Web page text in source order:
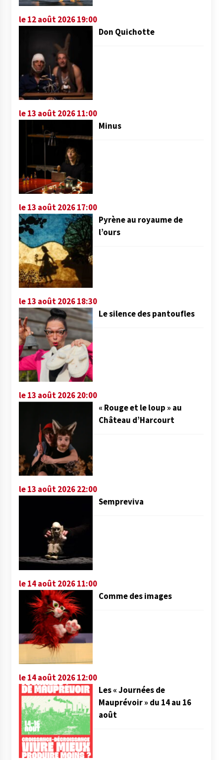
le 12 août 2026 19:00
Don Quichotte
le 13 août 2026 11:00
Minus
le 13 août 2026 17:00
Pyrène au royaume de
l’ours
le 13 août 2026 18:30
Le silence des pantoufles
le 13 août 2026 20:00
« Rouge et le loup » au
Château d’Harcourt
le 13 août 2026 22:00
Sempreviva
le 14 août 2026 11:00
Comme des images
le 14 août 2026 12:00
Les « Journées de
Mauprévoir » du 14 au 16
août